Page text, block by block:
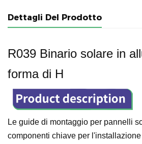
Dettagli Del Prodotto
R039 Binario solare in
forma di H
Le guide di montaggio per pannelli
componenti chiave per